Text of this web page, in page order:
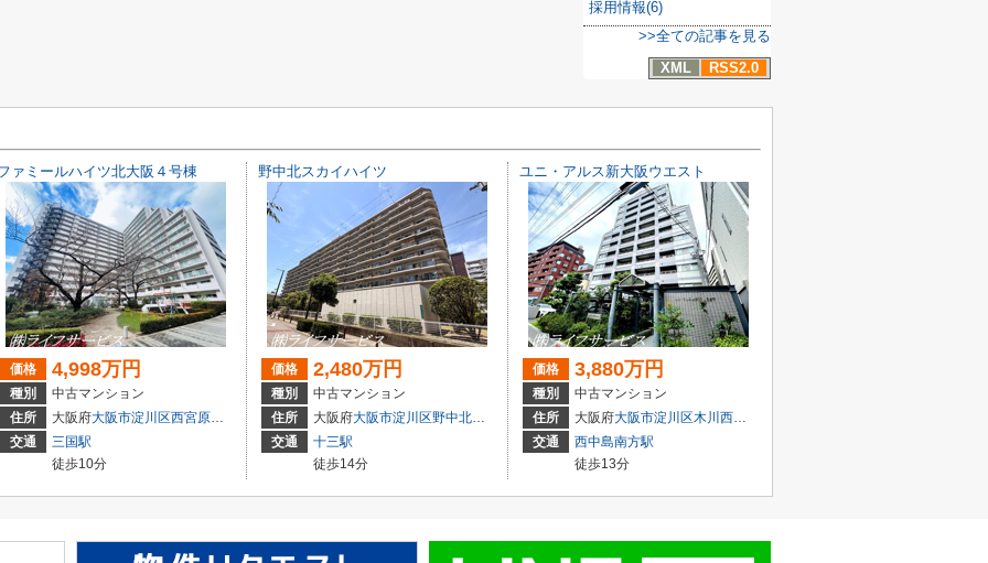
採用情報(6)
>>全ての記事を見る
XML
RSS2.0
ァミールハイツ北大阪４号棟
価格 4,998万円
種別
中古マンション
住所
大阪府大阪市淀川区西宮原３丁目3-4
交通
三国駅
徒歩10分
野中北スカイハイツ
価格 2,480万円
種別
中古マンション
住所
大阪府大阪市淀川区野中北２丁目3-5
交通
十三駅
徒歩14分
ユニ・アルス新大阪ウエスト
価格 3,880万円
種別
中古マンション
住所
大阪府大阪市淀川区木川西４丁目1-14
交通
西中島南方駅
徒歩13分